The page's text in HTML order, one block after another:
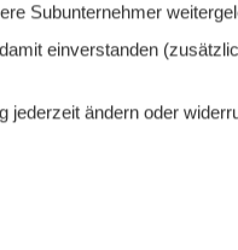
Subunternehmer
einverstanden
jederzeit ändern oder